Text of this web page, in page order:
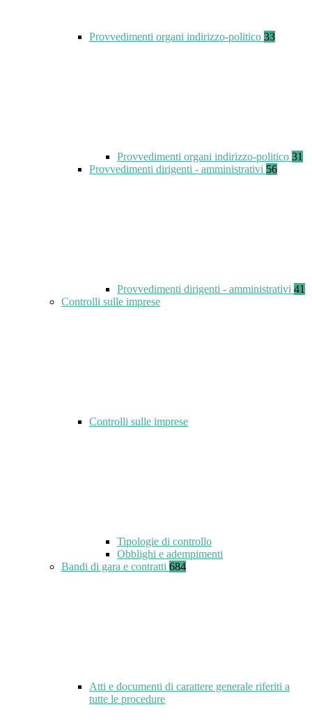
Provvedimenti organi indirizzo-politico 33
Provvedimenti organi indirizzo-politico 31
Provvedimenti dirigenti - amministrativi 56
Provvedimenti dirigenti - amministrativi 41
Controlli sulle imprese
Controlli sulle imprese
Tipologie di controllo
Obblighi e adempimenti
Bandi di gara e contratti 684
Atti e documenti di carattere generale riferiti a
tutte le procedure